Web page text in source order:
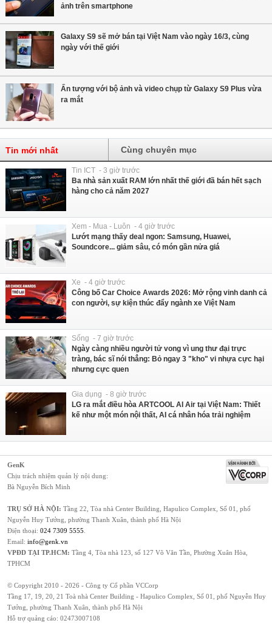
ảnh trên smartphone
Galaxy S9 sẽ mở bán tại Việt Nam vào ngày 16/3, cùng
ngày với thế giới
Ấn tượng với bộ ảnh và video chụp từ Galaxy S9 Plus vừa
ra mắt
Tin mới nhất Cùng chuyên mục
Tin ICT - 3 giờ trước
Ba nhà sản xuất RAM lớn nhất thế giới đã bán hết sạch
hàng cho cả năm 2027
Xem - Mua - Luôn - 4 giờ trước
Lướt mạng thấy deal ngon: Samsung, Huawei,
Soundcore... giảm sâu, có món gần nửa giá
Xe - 4 giờ trước
Công bố Car Choice Awards 2026: Mở rộng vinh danh cả
con người, sự kiện thúc đẩy ngành xe Việt Nam
Sống - 7 giờ trước
Ngày càng nhiều người tử vong vì ung thư đại trực
tràng, bác sĩ nói thẳng: Bỏ ngay 3 "kho" vi nhựa cực hại
nhưng cực quen
Gia dụng - 8 giờ trước
LG ra mắt điều hòa ARTCOOL AI Air tại Việt Nam: Thiết
kế như một món nội thất, AI cá nhân hóa trải nghiệm
GenK
Chịu trách nhiệm quản lý nội dung:
Bà Nguyễn Bích Minh
TRỤ SỞ HÀ NỘI: Tầng 22, Tòa nhà Center Building, Hapulico Complex, Số 01, phố
Nguyễn Huy Tưởng, phường Thanh Xuân, thành phố Hà Nội
Điện thoại: 024 7309 5555
Email: info@genk.vn
VPĐD TẠI TP.HCM: Tầng 4, Tòa nhà 123, số 127 Võ Văn Tần, Phường Xuân Hòa,
TPHCM
© Copyright 2010 - 2026 - Công ty Cổ phần VCCorp
Tầng 17, 19, 20, 21 Toà nhà Center Building - Hapulico Complex, Số 01, phố Nguyễn Huy
Tưởng, phường Thanh Xuân, thành phố Hà Nội
Hỗ trợ quảng cáo: 02473007108